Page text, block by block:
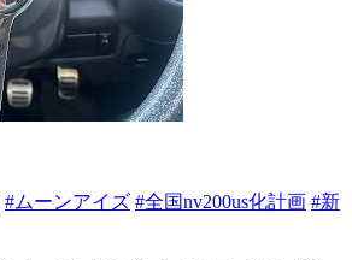
#ムーンアイズ #全国nv200us化計画 #新